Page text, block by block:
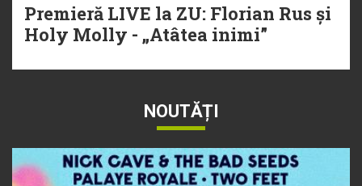
Premieră LIVE la ZU: Florian Rus și
Holy Molly - „Atâtea inimi”
NOUTĂȚI